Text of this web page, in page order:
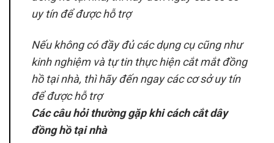
Nếu không có đầy đủ các dụng cụ cũng như
kinh nghiệm và tự tin thực hiện cắt mắt đồng
hồ tại nhà, thì hãy đến ngay các cơ sở uy tín
để được hỗ trợ
Các câu hỏi thường gặp khi cách cắt dây
đồng hồ tại nhà